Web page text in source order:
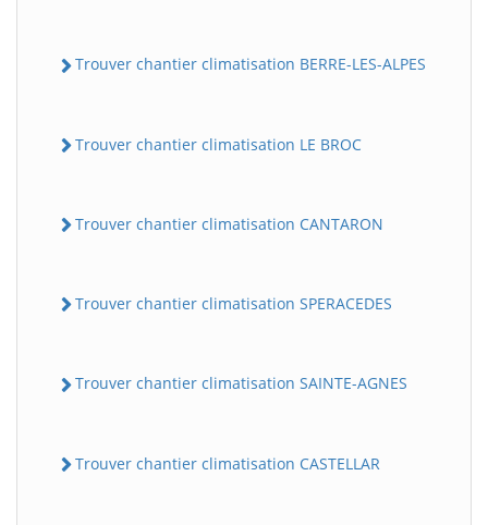
Trouver chantier climatisation BERRE-LES-ALPES
Trouver chantier climatisation LE BROC
Trouver chantier climatisation CANTARON
Trouver chantier climatisation SPERACEDES
Trouver chantier climatisation SAINTE-AGNES
Trouver chantier climatisation CASTELLAR